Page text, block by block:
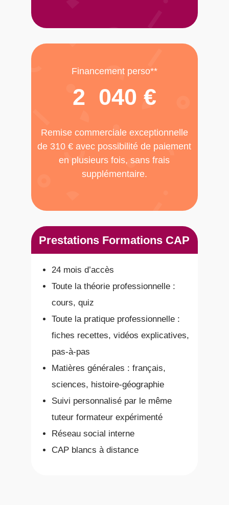
Financement perso**
2 040 €
Remise commerciale exceptionnelle
de 310 € avec possibilité de paiement
en plusieurs fois, sans frais
supplémentaire.
Prestations Formations CAP
24 mois d’accès
Toute la théorie professionnelle :
cours, quiz
Toute la pratique professionnelle :
fiches recettes, vidéos explicatives,
pas-à-pas
Matières générales : français,
sciences, histoire-géographie
Suivi personnalisé par le même
tuteur formateur expérimenté
Réseau social interne
CAP blancs à distance